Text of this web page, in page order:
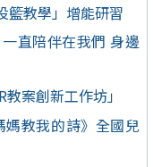
籃教學」增能研習
直陪伴在我們 身邊
案創新工作坊」
教我的詩》全國兒